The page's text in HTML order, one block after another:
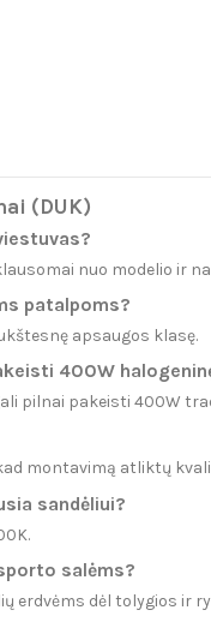
(DUK)
nuo modelio ir
patalpoms?
apsaugos klasę.
400W
pilnai pakeisti 400W
montavimą atliktų
sandėliui?
salėms?
erdvėms dėl tolygios ir